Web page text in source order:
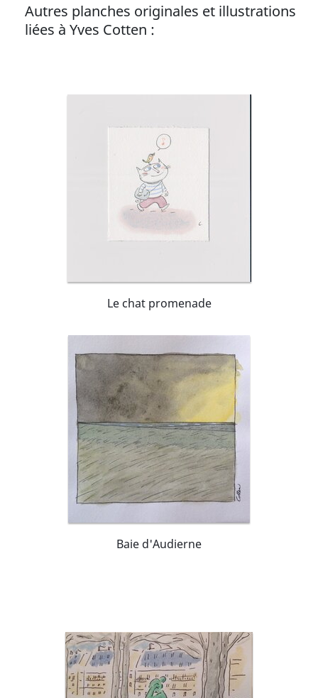
Autres planches originales et illustrations
liées à Yves Cotten :
Le chat promenade
Baie d'Audierne